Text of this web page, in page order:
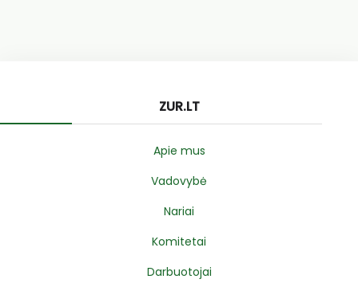
ZUR.LT
Apie mus
Vadovybė
Nariai
Komitetai
Darbuotojai